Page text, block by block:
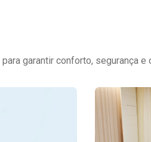
garantir conforto, segurança